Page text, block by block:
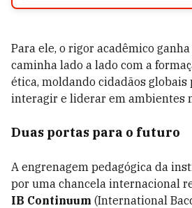
Para ele, o rigor acadêmico
caminha lado a lado com a
ética, moldando cidadãos globais
interagir e liderar em ambientes
Duas portas para o futuro
A engrenagem pedagógica da
por uma chancela internacional
IB Continuum (International